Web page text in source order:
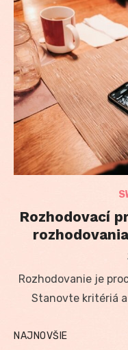
Rozhodovací
Rozhodovanie je
Stanovte kritériá
NAJNOVŠIE